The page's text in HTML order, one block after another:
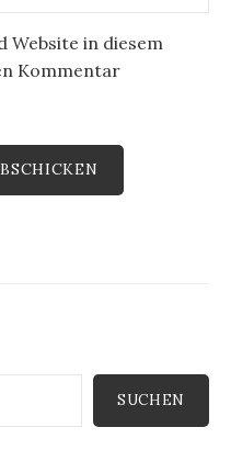
Website in diesem
Kommentar
SUCHEN